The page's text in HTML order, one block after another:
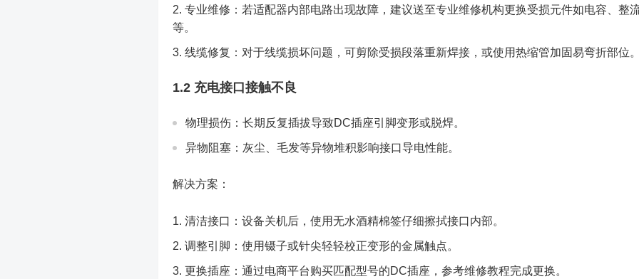
专业维修：若适配器内部电路出现故障，建议送至专业维修机构更换受损元件如电容、整
等。
线缆修复：对于线缆损坏问题，可剪除受损段落重新焊接，或使用热缩管加固易弯折部位
1.2 充电接口接触不良
物理损伤：长期反复插拔导致DC插座引脚变形或脱焊。
异物阻塞：灰尘、毛发等异物堆积影响接口导电性能。
解决方案：
清洁接口：设备关机后，使用无水酒精棉签仔细擦拭接口内部。
调整引脚：使用镊子或针尖轻轻校正变形的金属触点。
更换插座：通过电商平台购买匹配型号的DC插座，参考维修教程完成更换。